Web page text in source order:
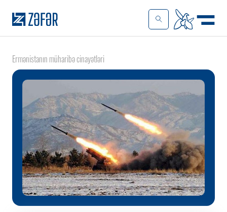
Ermənistanın müharibə cinayətləri